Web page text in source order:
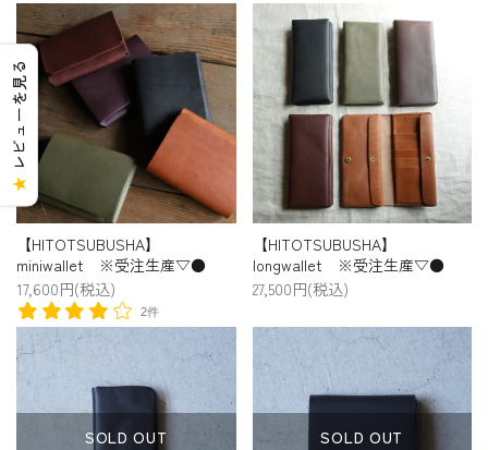
【HITOTSUBUSHA】
miniwallet ※受注生産▽●
17,600円(税込)
2件
【HITOTSUBUSHA】
longwallet ※受注生産▽●
27,500円(税込)
SOLD OUT SOLD OUT
★
レビューを見る